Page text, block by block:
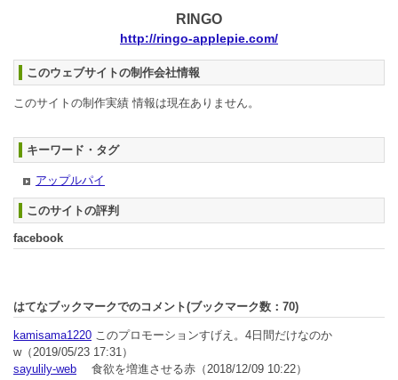
RINGO
http://ringo-applepie.com/
このウェブサイトの制作会社情報
このサイトの制作実績 情報は現在ありません。
キーワード・タグ
アップルパイ
このサイトの評判
facebook
はてなブックマークでのコメント(ブックマーク数： 70)
kamisama1220 このプロモーションすげえ。4日間だけなのか
w（2019/05/23 17:31）
sayulily-web 食欲を増進させる赤 （2018/12/09 10:22）